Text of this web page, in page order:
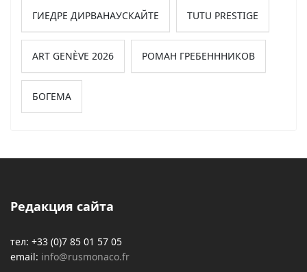
ГИЕДРЕ ДИРВАНАУСКАЙТЕ TUTU PRESTIGE
ART GENÈVE 2026 РОМАН ГРЕБЕНННИКОВ
БОГЕМА
Редакция сайта
тел: +33 (0)7 85 01 57 05
email: info@rusmonaco.fr